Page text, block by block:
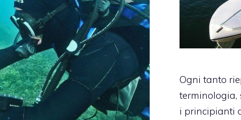
Ogni tanto
terminologia,
i principianti